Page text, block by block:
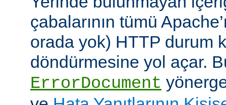
çabalarının tümü
orada yok) HTTP durum
döndürmesine yol açar.
ErrorDocument